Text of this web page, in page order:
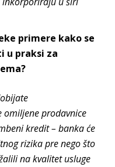
primere kako se
u praksi za
omiljene prodavnice
kredit – banka će
rizika pre nego što
na kvalitet usluge